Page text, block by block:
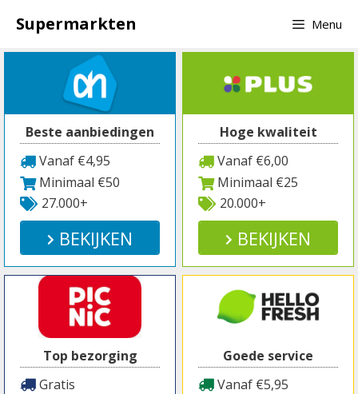
naar
inhoud
Supermarkten Menu
Beste aanbiedingen
Vanaf €4,95
Minimaal €50
27.000+
BEKIJKEN
Hoge kwaliteit
Vanaf €6,00
Minimaal €25
20.000+
BEKIJKEN
Top bezorging
Gratis
Goede service
Vanaf €5,95